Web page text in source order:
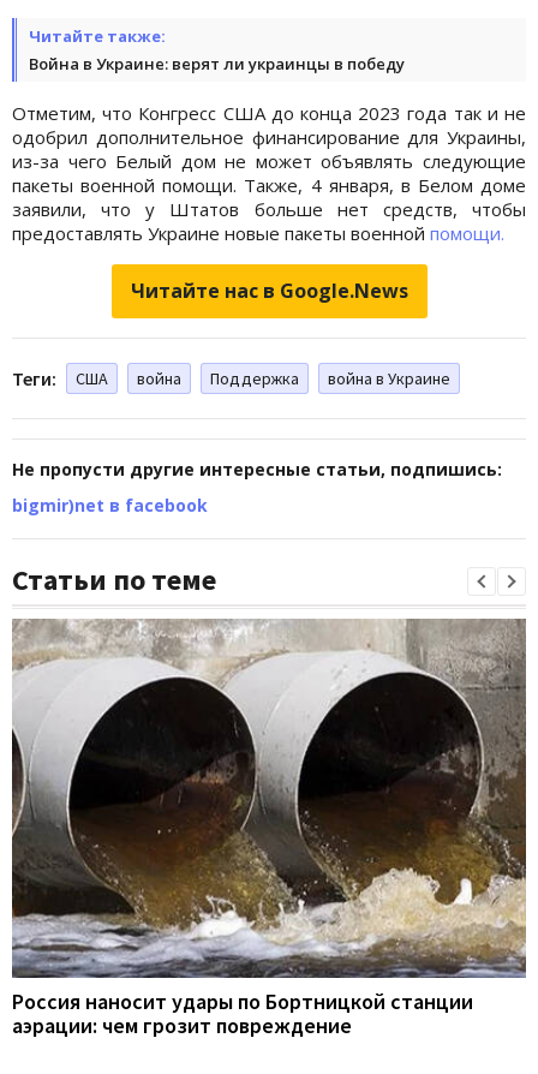
Читайте также:
Война в Украине: верят ли украинцы в победу
Отметим, что Конгресс США до конца 2023 года так и не
одобрил дополнительное финансирование для Украины,
из-за чего Белый дом не может объявлять следующие
пакеты военной помощи. Также, 4 января, в Белом доме
заявили, что у Штатов больше нет средств, чтобы
предоставлять Украине новые пакеты военной помощи.
Читайте нас в Google.News
Теги: США война Поддержка война в Украине
Не пропусти другие интересные статьи, подпишись:
bigmir)net в facebook
Статьи по теме
Россия наносит удары по Бортницкой станции
аэрации: чем грозит повреждение